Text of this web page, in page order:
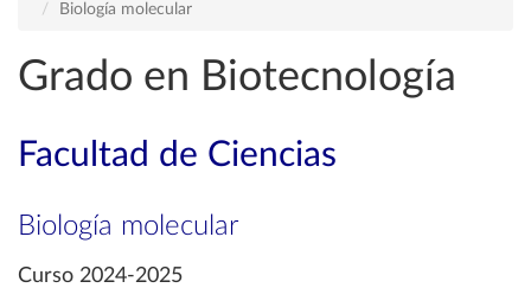
Biología molecular
Grado en Biotecnología
Facultad de Ciencias
Biología molecular
Curso 2024-2025